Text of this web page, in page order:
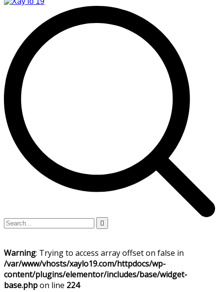
Warning: Trying to access array offset on false in
/var/www/vhosts/xaylo19.com/httpdocs/wp-
content/plugins/elementor/includes/base/widget-
base.phpon line 224